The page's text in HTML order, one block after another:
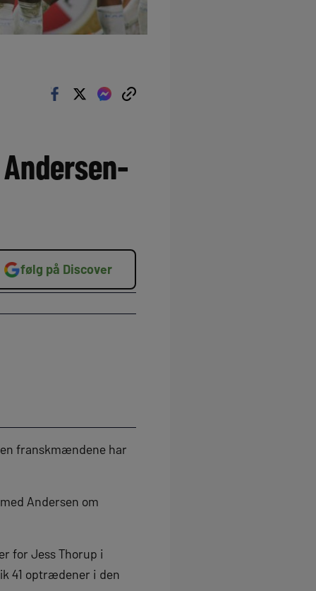
følg på Discover
franskmændene har
Andersen om
for Jess Thorup i
41 optrædener i den